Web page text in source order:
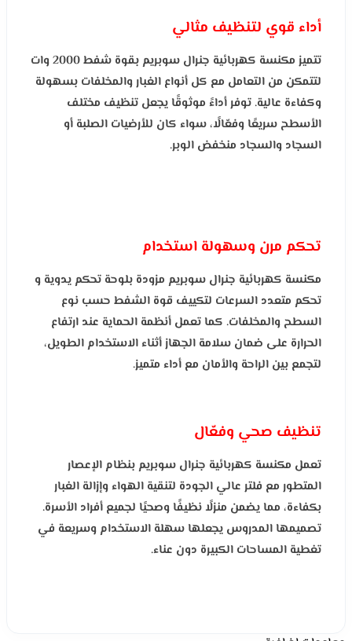
أداء قوي لتنظيف مثالي
تتميز مكنسة كهربائية جنرال سوبريم بقوة شفط 2000 وات
لتتمكن من التعامل مع كل أنواع الغبار والمخلفات بسهولة
وكفاءة عالية. توفر أداءً موثوقًا يجعل تنظيف مختلف
الأسطح سريعًا وفعّالًا، سواء كان للأرضيات الصلبة أو
السجاد والسجاد منخفض الوبر.
تحكم مرن وسهولة استخدام
مكنسة كهربائية جنرال سوبريم مزودة بلوحة تحكم يدوية و
تحكم متعدد السرعات لتكييف قوة الشفط حسب نوع
السطح والمخلفات. كما تعمل أنظمة الحماية عند ارتفاع
الحرارة على ضمان سلامة الجهاز أثناء الاستخدام الطويل،
لتجمع بين الراحة والأمان مع أداء متميز.
تنظيف صحي وفعّال
تعمل مكنسة كهربائية جنرال سوبريم بنظام الإعصار
المتطور مع فلتر عالي الجودة لتنقية الهواء وإزالة الغبار
بكفاءة، مما يضمن منزلًا نظيفًا وصحيًا لجميع أفراد الأسرة.
تصميمها المدروس يجعلها سهلة الاستخدام وسريعة في
تغطية المساحات الكبيرة دون عناء.